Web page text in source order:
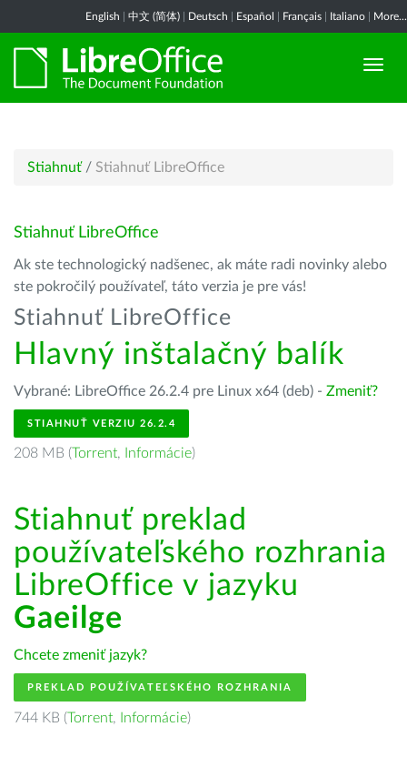
English 中文 (简体) Deutsch Español Français Italiano More...
Stiahnuť / Stiahnuť LibreOffice
Stiahnuť LibreOffice
Ak ste technologický nadšenec, ak máte radi novinky alebo
ste pokročilý používateľ, táto verzia je pre vás!
Stiahnuť LibreOffice
Hlavný inštalačný balík
Vybrané: LibreOffice 26.2.4 pre Linux x64 (deb) - Zmeniť?
STIAHNUŤ VERZIU 26.2.4
208 MB (Torrent, Informácie)
Stiahnuť preklad
používateľského rozhrania
LibreOffice v jazyku
Gaeilge
Chcete zmeniť jazyk?
PREKLAD POUŽÍVATEĽSKÉHO ROZHRANIA
744 KB (Torrent, Informácie)